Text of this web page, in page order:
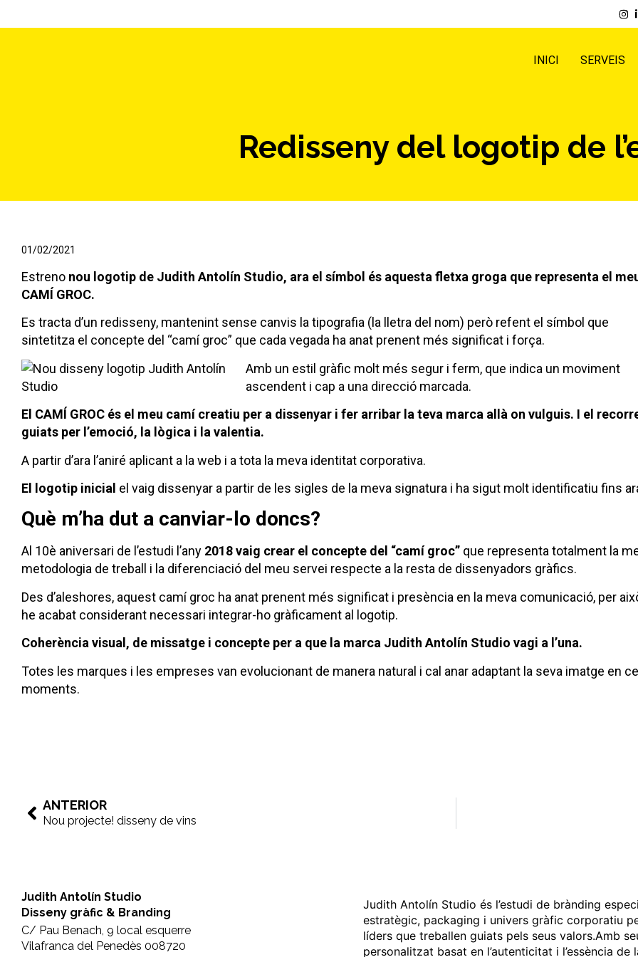
INICI SERVEIS
Redisseny del logotip de
01/02/2021
Estreno nou logotip de Judith Antolín Studio, ara el símbol és aquesta fletxa groga que representa el
CAMÍ GROC.
Es tracta d’un redisseny, mantenint sense canvis la tipografia (la lletra del nom) però refent el símbol que
sintetitza el concepte del “camí groc” que cada vegada ha anat prenent més significat i força.
Amb un estil gràfic molt més segur i ferm, que indica un moviment
ascendent i cap a una direcció marcada.
El CAMÍ GROC és el meu camí creatiu per a dissenyar i fer arribar la teva marca allà on vulguis. I el
guiats per l’emoció, la lògica i la valentia.
A partir d’ara l’aniré aplicant a la web i a tota la meva identitat corporativa.
El logotip inicial el vaig dissenyar a partir de les sigles de la meva signatura i ha sigut molt identificatiu fins
Què m’ha dut a canviar-lo doncs?
Al 10è aniversari de l’estudi l’any 2018 vaig crear el concepte del “camí groc” que representa totalment la
metodologia de treball i la diferenciació del meu servei respecte a la resta de dissenyadors gràfics.
Des d’aleshores, aquest camí groc ha anat prenent més significat i presència en la meva comunicació, per
he acabat considerant necessari integrar-ho gràficament al logotip.
Coherència visual, de missatge i concepte per a que la marca Judith Antolín Studio vagi a l’una.
Totes les marques i les empreses van evolucionant de manera natural i cal anar adaptant la seva imatge en
moments.
ANTERIOR
Nou projecte! disseny de vins
Judith Antolín Studio
Disseny gràfic & Branding
C/ Pau Benach, 9 local esquerre
Vilafranca del Penedès 008720
Judith Antolín Studio és l’estudi de brànding
estratègic, packaging i univers gràfic corporatiu
líders que treballen guiats pels seus valors.Amb
personalitzat basat en l’autenticitat i l’essència de